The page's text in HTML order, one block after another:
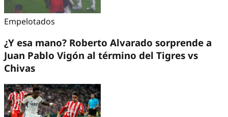
Empelotados
¿Y esa mano? Roberto Alvarado sorprende a
Juan Pablo Vigón al término del Tigres vs
Chivas